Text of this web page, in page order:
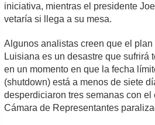
iniciativa, mientras el presidente
vetaría si llega a su mesa.
Algunos analistas creen que el
Luisiana es un desastre que sufrirá
en un momento en que la fecha
(shutdown) está a menos de siete
desperdiciaron tres semanas con el
Cámara de Representantes